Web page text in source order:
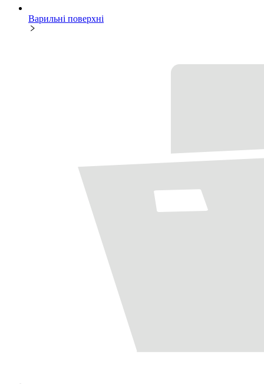
Варильні поверхні